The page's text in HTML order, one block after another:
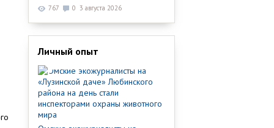
767 0 3 августа 2026
Личный опыт